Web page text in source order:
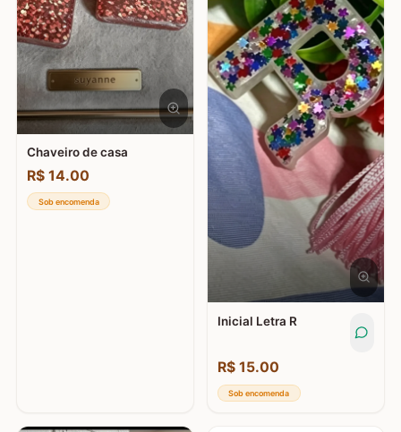
Chaveiro de casa
R$14.00
Sob encomenda
Inicial Letra R
R$ 15.00
Sob encomenda